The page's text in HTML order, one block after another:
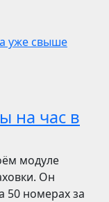
уже свыше
на час в
модуле
Он
50 номерах за